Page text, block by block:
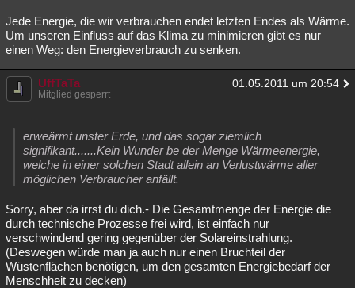
Jede Energie, die wir verbrauchen endet letzten Endes als Wärme.
Um unseren Einfluss auf das Klima zu minimieren gibt es nur
einen Weg: den Energieverbrauch zu senken.
UffTaTa 01.05.2011 um 20:54
Mitglied gesperrt
erweärmt unster Erde, und das sogar ziemlich
signifikant.......Kein Wunder be der Menge Wärmeenergie,
welche in einer solchen Stadt allein an Verlustwärme aller
möglichen Verbraucher anfällt.
Sorry, aber da irrst du dich.- Die Gesamtmenge der Energie die
durch technische Prozesse frei wird, ist einfach nur
verschwindend gering gegenüber der Solareinstrahlung.
(Deswegen würde man ja auch nur einen Bruchteil der
Wüstenflächen benötigen, um den gesamten Energiebedarf der
Menschheit zu decken)